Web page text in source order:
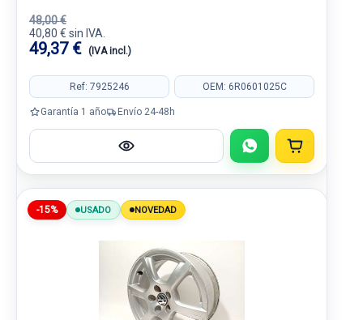
48,00 €
40,80 € sin IVA.
49,37 € (IVA incl.)
Ref: 7925246 OEM: 6R0601025C
Garantía 1 año Envío 24-48h
-15% USADO NOVEDAD